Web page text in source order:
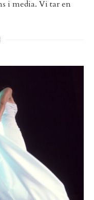
i media. Vi tar en